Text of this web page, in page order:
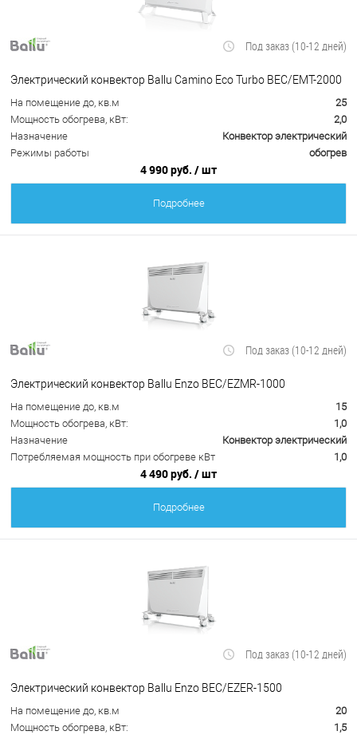
Под заказ (10-12 дней)
Электрический конвектор Ballu Camino Eco Turbo BEC/EMT-2000
На помещение до, кв.м
25
Мощность обогрева, кВт:
2,0
Назначение
Конвектор электрический
Режимы работы
обогрев
4 990 руб. / шт
Подробнее
Под заказ (10-12 дней)
Электрический конвектор Ballu Enzo BEC/EZMR-1000
На помещение до, кв.м
15
Мощность обогрева, кВт:
1,0
Назначение
Конвектор электрический
Потребляемая мощность при обогреве кВт
1,0
4 490 руб. / шт
Подробнее
Под заказ (10-12 дней)
Электрический конвектор Ballu Enzo BEC/EZER-1500
На помещение до, кв.м
20
Мощность обогрева, кВт:
1,5